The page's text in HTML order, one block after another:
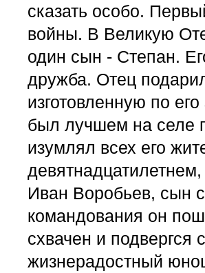
сказать особо.
войны. В Великую
один сын - Степан.
дружба. Отец
изготовленную по
был лучшем на селе
изумлял всех его
Иван Воробьев, сын
командования он
схвачен и
жизнерадостный